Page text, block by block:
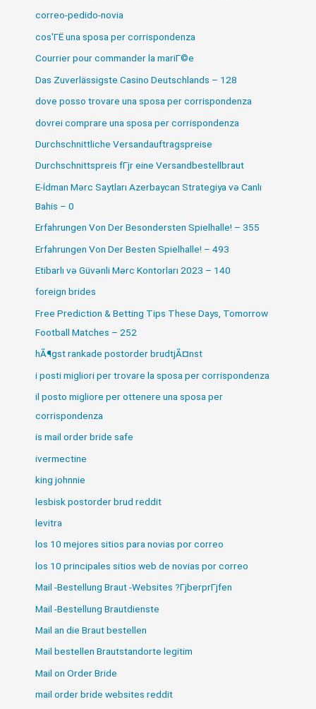
correo-pedido-novia
cos'ГЁ una sposa per corrispondenza
Courrier pour commander la mariГ©e
Das Zuverlässigste Casino Deutschlands – 128
dove posso trovare una sposa per corrispondenza
dovrei comprare una sposa per corrispondenza
Durchschnittliche Versandauftragspreise
Durchschnittspreis fГјr eine Versandbestellbraut
E-İdman Mərc Saytları Azerbaycan Strategiya və Canlı
Bahis – 0
Erfahrungen Von Der Besondersten Spielhalle! – 355
Erfahrungen Von Der Besten Spielhalle! – 493
Etibarlı və Güvənli Mərc Kontorları 2023 – 140
foreign brides
Free Prediction & Betting Tips These Days, Tomorrow
Football Matches – 252
hÃ¶gst rankade postorder brudtjÃ¤nst
i posti migliori per trovare la sposa per corrispondenza
il posto migliore per ottenere una sposa per
corrispondenza
is mail order bride safe
ivermectine
king johnnie
lesbisk postorder brud reddit
levitra
los 10 mejores sitios para novias por correo
los 10 principales sitios web de novias por correo
Mail -Bestellung Braut -Websites ?ГјberprГјfen
Mail -Bestellung Brautdienste
Mail an die Braut bestellen
Mail bestellen Brautstandorte legitim
Mail on Order Bride
mail order bride websites reddit